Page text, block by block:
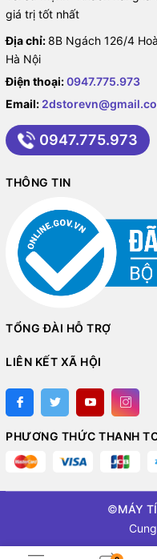
giá trị tốt nhất
Địa chỉ: 8B Ngách 126/4
Hà Nội
Điện thoại:0947.775.973
Email:
0947.775.973
THÔNG TIN
TỔNG ĐÀI HỖ TRỢ
LIÊN KẾT XÃ HỘI
PHƯƠNG THỨC THANH
©MÁY